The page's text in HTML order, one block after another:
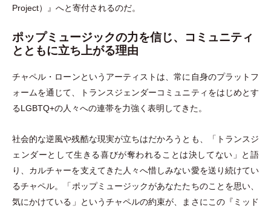
Project） 』へと寄付されるのだ。
ポップミュージックの力を信じ、コミュニティ
とともに立ち上がる理由
チャペル ・ ローンというアーティストは、常に自身のプラットフ
ォームを通じて、トランスジェンダーコミュニティをはじめとす
るLGBTQ+の人々への連帯を力強く表明してきた。
社会的な逆風や残酷な現実が立ちはだかろうとも、 「 トランスジ
ェンダーとして生きる喜びが奪われることは決してない 」 と語
り、カルチャーを支えてきた人々へ惜しみない愛を送り続けてい
るチャペル。
「 ポップミュージックがあなたたちのことを思い、
気にかけている 」
というチャペルの約束が、まさにこの『ミッド